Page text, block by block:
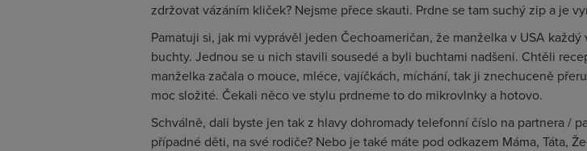
zdržovat vázáním kliček? Nejsme přece skauti. Prdne se tam suchý zip a je
Pamatuji si, jak mi vyprávěl jeden Čechoameričan, že manželka v USA
buchty. Jednou se u nich stavili sousedé a byli buchtami nadšeni. Chtěli
manželka začala o mouce, mléce, vajíčkách, míchání, tak ji znechuceně
moc složité. Čekali něco ve stylu prdneme to do mikrovlnky a hotovo.
Schválně, dali byste jen tak z hlavy dohromady telefonní číslo na partnera /
případné děti, na své rodiče? Nebo je také máte pod odkazem Máma, Táta,